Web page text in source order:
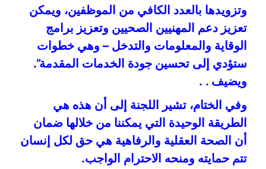
وتزويدها بالعدد الكافي من الموظفين، ويمكن
تعزيز دعم المهنيين الصحيين وتعزيز برامج
الوقاية والمعلومات والتدخل – وهي خطوات
ستؤدي إلى تحسين جودة الخدمات المقدمة”.
ويضيف . .
وفي الختام، تشير اللجنة إلى أن هذه هي
الطريقة الوحيدة التي يمكننا من خلالها ضمان
أن الصحة العقلية والرفاهية هي حق لكل إنسان
تتم حمايته ومنحه الاحترام الواجب.